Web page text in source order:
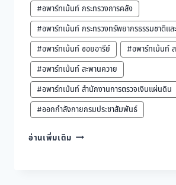
#อพาร์ทเม้นท์ กระทรวงการคลัง
#อพาร์ทเม้นท์ กระทรวงทรัพยากรธรรมชาติแ
#อพาร์ทเม้นท์ ซอยอารีย์
#อพาร์ทเม้นท์
#อพาร์ทเม้นท์ สะพานควาย
#อพาร์ทเม้นท์ สำนักงานการตรวจเงินแผ่นดิน
#ออกกำลังกายกรมประชาสัมพันธ์
อ่านเพิ่มเติม ผัก